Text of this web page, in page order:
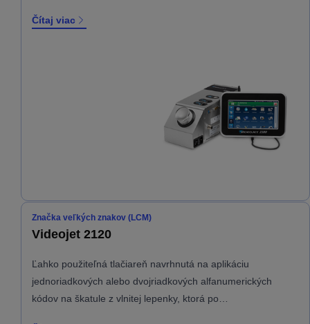
Čítaj viac
Značka veľkých znakov (LCM)
Videojet 2120
Ľahko použiteľná tlačiareň navrhnutá na aplikáciu
jednoriadkových alebo dvojriadkových alfanumerických
kódov na škatule z vlnitej lepenky, ktorá po…